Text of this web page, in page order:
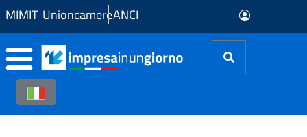
Skip to Main Content
MIMIT UnioncamereANCI